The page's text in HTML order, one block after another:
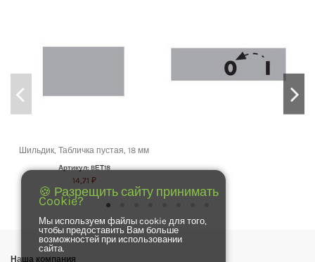
Шильдик, Табличка пустая, 18 мм
Артикул: BЕТ18
14,71 ₽
Наша компания
🍪 Разрещить сайту принимать
Cookie?
Мы используем файлы cookie для того,
чтобы предоставить Вам больше
возможностей при использовании
сайта.